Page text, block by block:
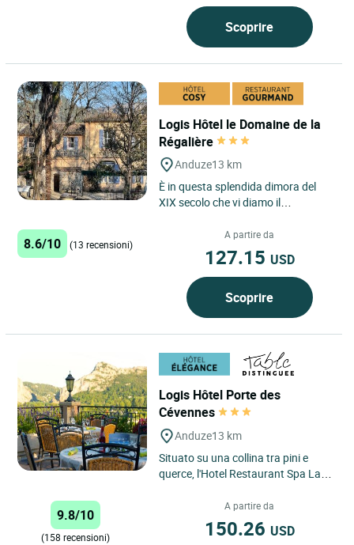
Scoprire
Logis Hôtel le Domaine de la
Régalière
Anduze13 km
È in questa splendida dimora del
XIX secolo che vi diamo il
Portes des Cévennes, a...
8.6/10 (13 recensioni)
A partire da
127.15 USD
Scoprire
Logis Hôtel Porte des
Cévennes
Anduze13 km
Situato su una collina tra pini e
querce, l'Hotel Restaurant Spa La
gode di una posizione privilegiata...
9.8/10
(158 recensioni)
A partire da
150.26 USD